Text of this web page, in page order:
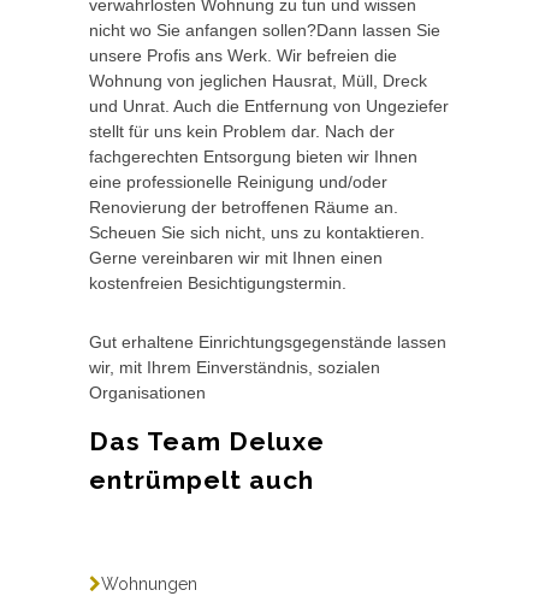
verwahrlosten Wohnung zu tun und wissen
nicht wo Sie anfangen sollen?Dann lassen Sie
unsere Profis ans Werk. Wir befreien die
Wohnung von jeglichen Hausrat, Müll, Dreck
und Unrat. Auch die Entfernung von Ungeziefer
stellt für uns kein Problem dar. Nach der
fachgerechten Entsorgung bieten wir Ihnen
eine professionelle Reinigung und/oder
Renovierung der betroffenen Räume an.
Scheuen Sie sich nicht, uns zu kontaktieren.
Gerne vereinbaren wir mit Ihnen einen
kostenfreien Besichtigungstermin.
Gut erhaltene Einrichtungsgegenstände lassen
wir, mit Ihrem Einverständnis, sozialen
Organisationen
Das Team Deluxe
entrümpelt auch
Wohnungen